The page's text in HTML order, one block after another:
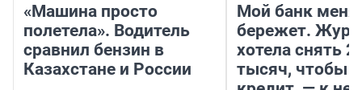
«Машина просто
полетела». Водитель
сравнил бензин в
Казахстане и России
Мой банк меня
бережет.
хотела снять
тысяч, чтобы